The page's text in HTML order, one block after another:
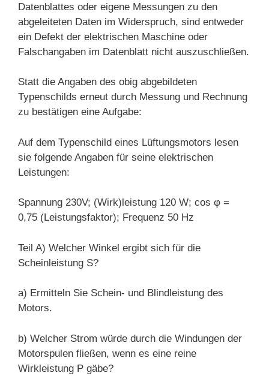
Datenblattes oder eigene Messungen zu den
abgeleiteten Daten im Widerspruch, sind entweder
ein Defekt der elektrischen Maschine oder
Falschangaben im Datenblatt nicht auszuschließen.
Statt die Angaben des obig abgebildeten
Typenschilds erneut durch Messung und Rechnung
zu bestätigen eine Aufgabe:
Auf dem Typenschild eines Lüftungsmotors lesen
sie folgende Angaben für seine elektrischen
Leistungen:
Spannung 230V; (Wirk)leistung 120 W; cos φ =
0,75 (Leistungsfaktor); Frequenz 50 Hz
Teil A) Welcher Winkel ergibt sich für die
Scheinleistung S?
a) Ermitteln Sie Schein- und Blindleistung des
Motors.
b) Welcher Strom würde durch die Windungen der
Motorspulen fließen, wenn es eine reine
Wirkleistung P gäbe?